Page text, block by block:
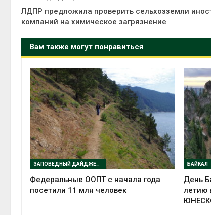
ЛДПР предложила проверить сельхозземли
компаний на химическое загрязнение
Вам также могут понравиться
ЗАПОВЕДНЫЙ ДАЙДЖЕСТ
Федеральные ООПТ с начала года
посетили 11 млн человек
БАЙКАЛ
День
летию